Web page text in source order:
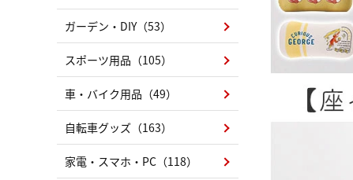
ガーデン・DIY（53）
スポーツ用品（105）
車・バイク用品（49）
自転車グッズ（163）
家電・スマホ・PC（118）